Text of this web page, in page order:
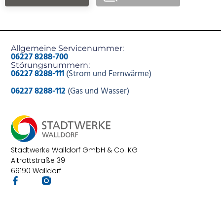
Stadtwerke Walldorf GmbH & Co. KG
Altrottstraße 39
69190 Walldorf
Allgemeine Servicenummer:
06227 8288-700
Störungsnummern:
06227 8288-111(Strom und Fernwärme)
06227 8288-112 (Gas und Wasser)